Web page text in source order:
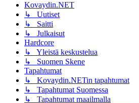
Kovaydin.NET
↳ Uutiset
↳ Saitti
↳ Julkaisut
Hardcore
↳ Yleistä keskustelua
↳ Suomen Skene
Tapahtumat
↳ Kovaydin.NETin tapahtumat
↳ Tapahtumat Suomessa
↳ Tapahtumat maailmalla